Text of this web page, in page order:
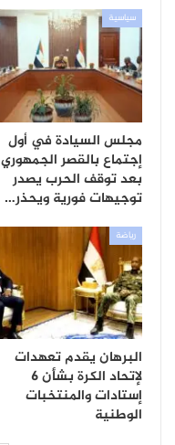
سياسية
مجلس السيادة في أول
إجتماع بالقصر الجمهوري
بعد توقف الحرب يصدر
توجيهات فورية ويحذر…
رياضة
البرهان يقدم تعهدات
لإتحاد الكرة بشأن 6
إستادات والمنتخبات
الوطنية